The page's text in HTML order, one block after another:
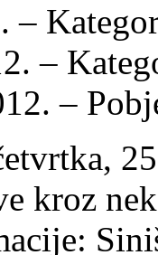
–
–
–
kroz